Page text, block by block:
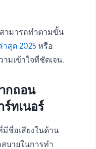
ามารถทำตามขั้น
สุด 2025 หรือ
ามเข้าใจที่ชัดเจน.
กถอน
ร์ทเนอร์
มีชื่อเสียงในด้าน
บายในการทำ